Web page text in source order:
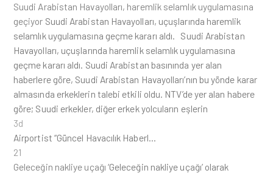
Suudi Arabistan Havayolları, haremlik selamlık uygulamasına
geçiyor Suudi Arabistan Havayolları, uçuşlarında haremlik
selamlık uygulamasına geçme kararı aldı. Suudi Arabistan
Havayolları, uçuşlarında haremlik selamlık uygulamasına
geçme kararı aldı. Suudi Arabistan basınında yer alan
haberlere göre, Suudi Arabistan Havayolları’nın bu yönde karar
almasında erkeklerin talebi etkili oldu. NTV’de yer alan habere
göre; Suudi erkekler, diğer erkek yolcuların eşlerin
3d
Airportist “Güncel Havacılık Haberl…
21
Geleceğin nakliye uçağı ‘Geleceğin nakliye uçağı’ olarak